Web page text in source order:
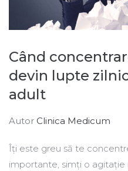
Când
devin lupte
adult
Autor Clinica Medicum
Îți este greu să te
importante, simți o